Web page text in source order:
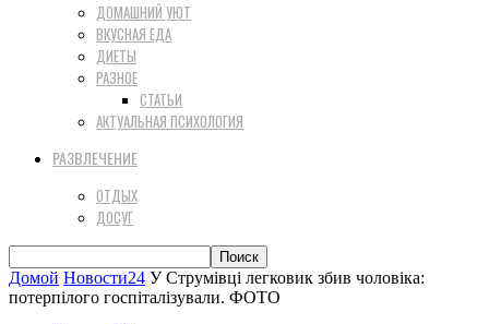
ДОМАШНИЙ УЮТ
ВКУСНАЯ ЕДА
ДИЕТЫ
РАЗНОЕ
СТАТЬИ
АКТУАЛЬНАЯ ПСИХОЛОГИЯ
РАЗВЛЕЧЕНИЕ
ОТДЫХ
ДОСУГ
Домой Новости24 У Струмівці легковик збив чоловіка:
потерпілого госпіталізували. ФОТО